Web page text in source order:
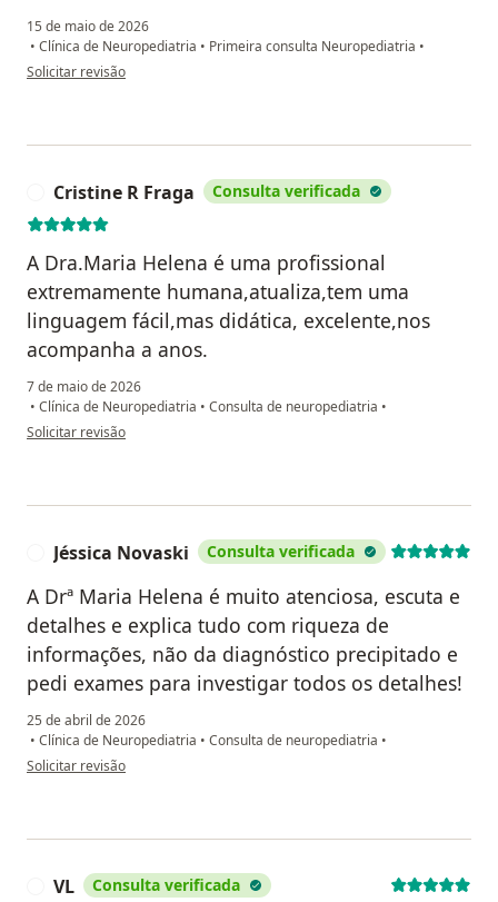
15 de maio de 2026
• Clínica de Neuropediatria • Primeira consulta Neuropediatria •
na opinião do utilizador Pedro Matias
Solicitar revisão
Cristine R Fraga Consulta verificada
A Dra.Maria Helena é uma profissional
extremamente humana,atualiza,tem uma
linguagem fácil,mas didática, excelente,nos
acompanha a anos.
7 de maio de 2026
• Clínica de Neuropediatria • Consulta de neuropediatria •
na opinião do utilizador Cristine R Fraga
Solicitar revisão
Jéssica Novaski Consulta verificada
A Drª Maria Helena é muito atenciosa, escuta e
detalhes e explica tudo com riqueza de
informações, não da diagnóstico precipitado e
pedi exames para investigar todos os detalhes!
25 de abril de 2026
• Clínica de Neuropediatria • Consulta de neuropediatria •
na opinião do utilizador Jéssica Novaski
Solicitar revisão
VL Consulta verificada